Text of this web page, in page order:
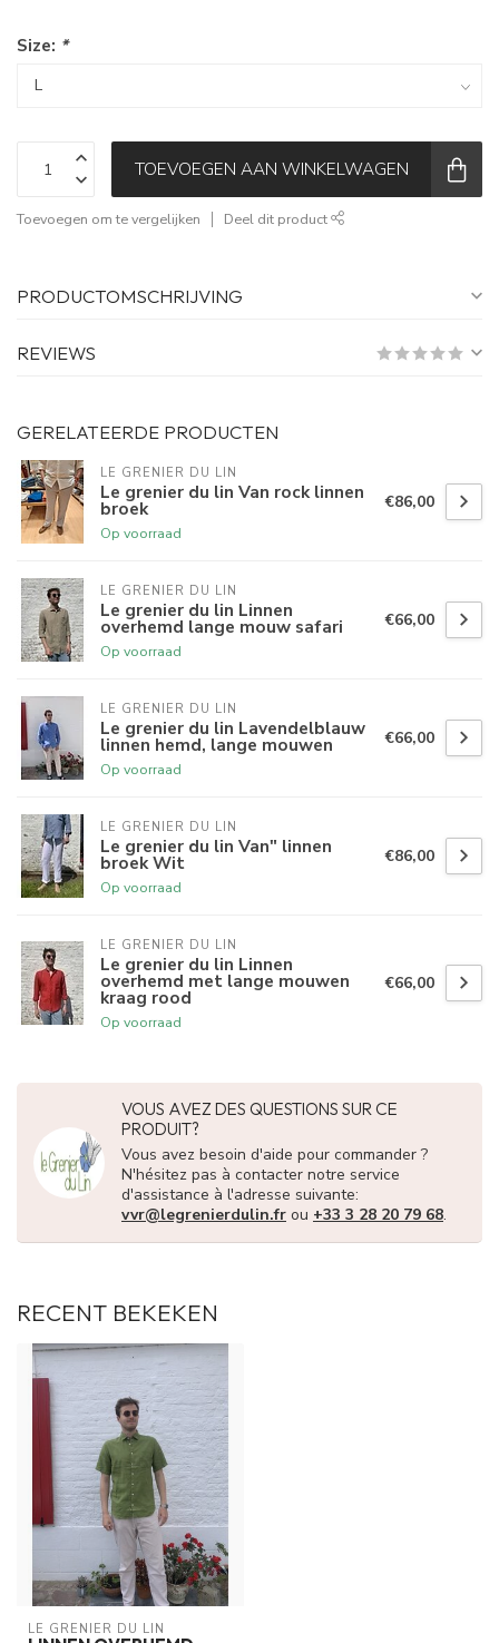
Size: *
TOEVOEGEN AAN WINKELWAGEN
Toevoegen om te vergelijken Deel dit product
PRODUCTOMSCHRIJVING
REVIEWS
GERELATEERDE PRODUCTEN
LE GRENIER DU LIN
Le grenier du lin Van rock linnen
broek
Op voorraad
€86,00
LE GRENIER DU LIN
Le grenier du lin Linnen
overhemd lange mouw safari
Op voorraad
€66,00
LE GRENIER DU LIN
Le grenier du lin Lavendelblauw
linnen hemd, lange mouwen
Op voorraad
€66,00
LE GRENIER DU LIN
Le grenier du lin Van" linnen
broek Wit
Op voorraad
€86,00
LE GRENIER DU LIN
Le grenier du lin Linnen
overhemd met lange mouwen
kraag rood
Op voorraad
€66,00
VOUS AVEZ DES QUESTIONS SUR CE
PRODUIT?
Vous avez besoin d'aide pour commander ?
N'hésitez pas à contacter notre service
d'assistance à l'adresse suivante:
vvr@legrenierdulin.fr ou +33 3 28 20 79 68.
RECENT BEKEKEN
LE GRENIER DU LIN